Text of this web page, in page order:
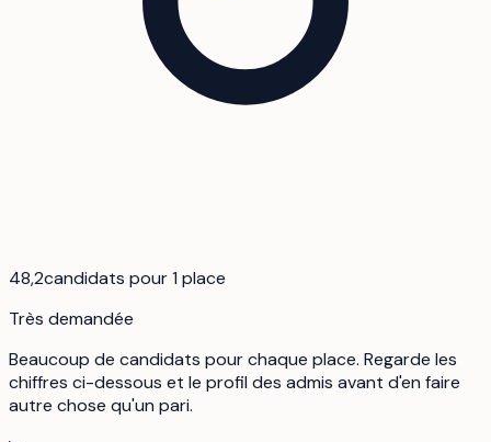
48,2candidats pour 1 place
Très demandée
Beaucoup de candidats pour chaque place. Regarde les
chiffres ci-dessous et le profil des admis avant d'en faire
autre chose qu'un pari.